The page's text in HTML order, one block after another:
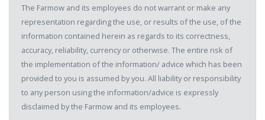
The Farmow and its employees do not warrant or make any
representation regarding the use, or results of the use, of the
information contained herein as regards to its correctness,
accuracy, reliability, currency or otherwise. The entire risk of
the implementation of the information/ advice which has been
provided to you is assumed by you. All liability or responsibility
to any person using the information/advice is expressly
disclaimed by the Farmow and its employees.